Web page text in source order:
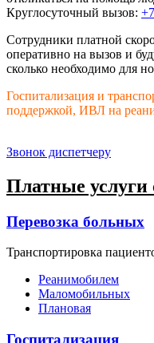
Круглосуточный вызов:
Сотрудники платной
оперативно на вызов и
сколько необходимо для
Госпитализация и
поддержкой, ИВЛ на
Звонок диспетчеру
Платные
Перевозка больных
Транспортировка
Реанимобилем
Маломобильных
Плановая
Госпитализация